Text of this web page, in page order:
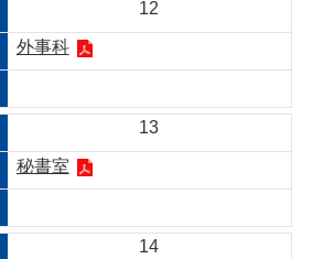
12
外事科
13
秘書室
14